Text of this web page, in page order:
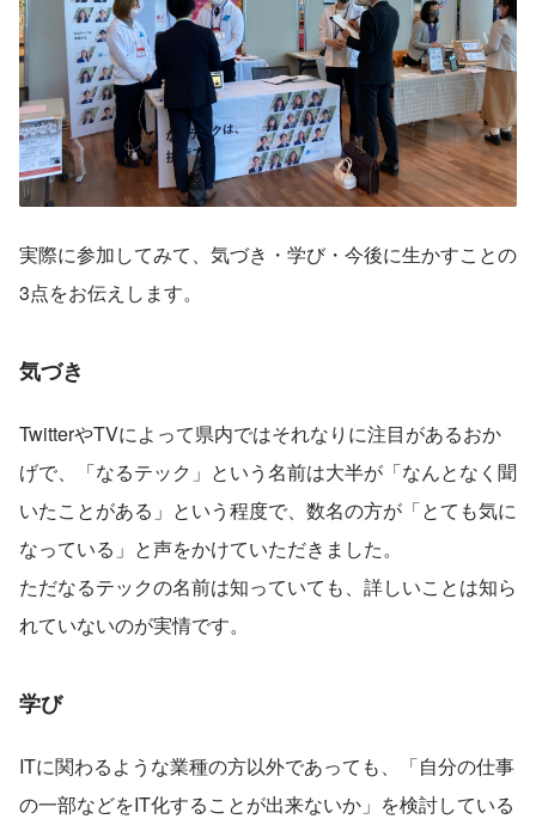
実際に参加してみて、気づき・学び・今後に生かすことの
3点をお伝えします。
気づき
TwitterやTVによって県内ではそれなりに注目があるおか
げで、「なるテック」という名前は大半が「なんとなく聞
いたことがある」という程度で、数名の方が「とても気に
なっている」と声をかけていただきました。
ただなるテックの名前は知っていても、詳しいことは知ら
れていないのが実情です。
学び
ITに関わるような業種の方以外であっても、「自分の仕事
の一部などをIT化することが出来ないか」を検討している